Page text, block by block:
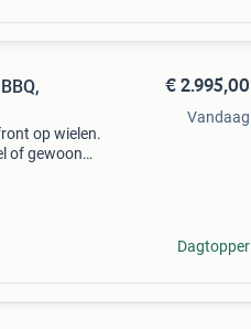
op wielen.
of gewoon
€ 2.995,00
Vandaag
Dagtopper